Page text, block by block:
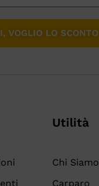
VOGLIO LO SCONTO
Utilità
Chi Siamo
Carparo